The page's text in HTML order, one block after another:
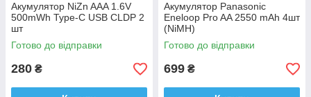
Акумулятор NiZn AAA 1.6V
500mWh Type-C USB CLDP 2
шт
Готово до відправки
280 ₴
Акумулятор Panasonic
Eneloop Pro AA 2550 mAh 4шт
(NiMH)
Готово до відправки
699 ₴